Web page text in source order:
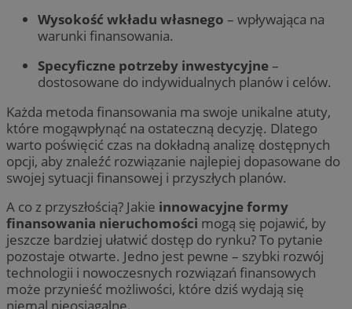
Wysokość wkładu własnego – wpływająca na
warunki finansowania.
Specyficzne potrzeby inwestycyjne–
dostosowane do indywidualnych planów i celów.
Każda metoda finansowania ma swoje unikalne atuty,
które mogąwpłynąć na ostateczną decyzję. Dlatego
warto poświęcić czas na dokładną analizę dostępnych
opcji, aby znaleźć rozwiązanie najlepiej dopasowane do
swojej sytuacji finansowej i przyszłych planów.
A co z przyszłością? Jakie innowacyjne formy
finansowania nieruchomości mogą się pojawić, by
jeszcze bardziej ułatwić dostęp do rynku? To pytanie
pozostaje otwarte. Jedno jest pewne – szybki rozwój
technologii i nowoczesnych rozwiązań finansowych
może przynieść możliwości, które dziś wydają się